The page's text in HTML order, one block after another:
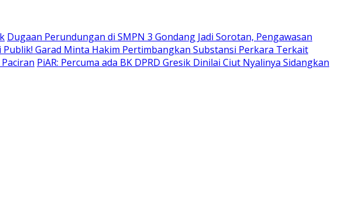
Dugaan Perundungan di SMPN 3 Gondang Jadi Sorotan, Pengawasan
Garad Minta Hakim Pertimbangkan Substansi Perkara Terkait
PiAR: Percuma ada BK DPRD Gresik Dinilai Ciut Nyalinya Sidangkan